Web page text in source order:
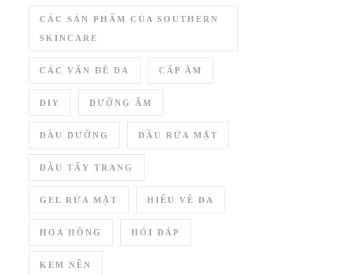
CÁC SẢN PHẨM CỦA SOUTHERN
SKINCARE
CÁC VẤN ĐỀ DA CẤP ẨM
DIY DƯỠNG ẨM
DẦU DƯỠNG DẦU RỬA MẶT
DẦU TẨY TRANG
GEL RỬA MẶT HIỂU VỀ DA
HOA HỒNG HỎI ĐÁP
KEM NỀN